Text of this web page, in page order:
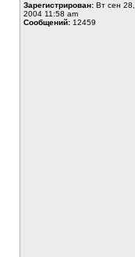
Зарегистрирован: Вт сен 28,
2004 11:58 am
Сообщений: 12459